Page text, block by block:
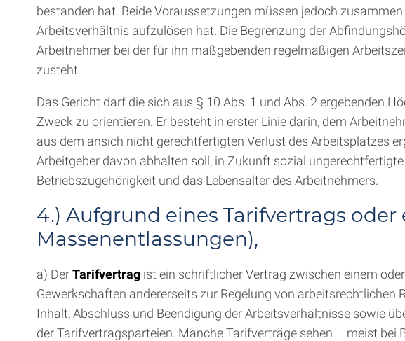
bestanden hat. Beide Voraussetzungen müssen jedoch
Arbeitsverhältnis aufzulösen hat. Die Begrenzung der
Arbeitnehmer bei der für ihn maßgebenden regelmäßigen
zusteht.
Das Gericht darf die sich aus § 10 Abs. 1 und Abs. 2 ergebenden
Zweck zu orientieren. Er besteht in erster Linie darin, dem
aus dem ansich nicht gerechtfertigten Verlust des Arbeitsplatzes
Arbeitgeber davon abhalten soll, in Zukunft sozial
Betriebszugehörigkeit und das Lebensalter des Arbeitnehmers.
4.) Aufgrund eines Tarifvertrags
Massenentlassungen),
a) DerTarifvertrag ist ein schriftlicher Vertrag zwischen einem
Gewerkschaften andererseits zur Regelung von
Inhalt, Abschluss und Beendigung der Arbeitsverhältnisse sowie
der Tarifvertragsparteien. Manche Tarifverträge sehen – meist